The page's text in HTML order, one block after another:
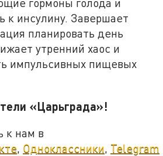
к инсулину. Завершает
планировать день
утренний хаос и
импульсивных пищевых
«Царьграда»!
к нам в
, Одноклассники, Telegram